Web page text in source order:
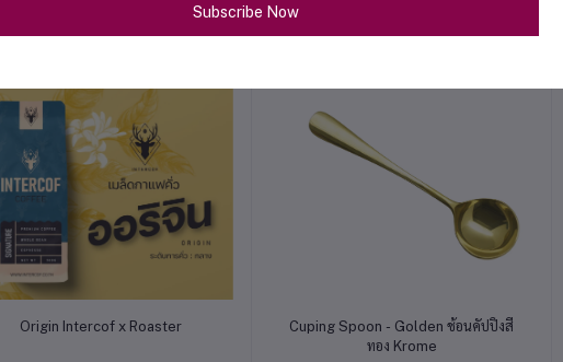
หยิบใส่ตะกร้า
Origin Intercof x Roaster หยิบใส่ตะกร้า
Cuping Spoon - Golden ช้อนคัปปิ้งสี
ทอง Krome
Subscribe Now